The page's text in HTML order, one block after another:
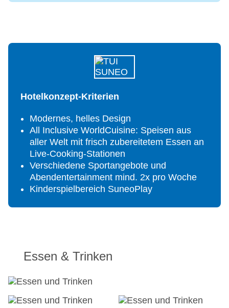
Hotelkonzept-Kriterien
Modernes, helles Design
All Inclusive WorldCuisine: Speisen aus
aller Welt mit frisch zubereitetem Essen an
Live-Cooking-Stationen
Verschiedene Sportangebote und
Abendentertainment mind. 2x pro Woche
Kinderspielbereich SuneoPlay
Essen & Trinken